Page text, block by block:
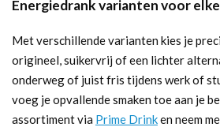
Energiedrank varianten voor elke
Met verschillende varianten kies je
origineel, suikervrij of een lichter
onderweg of juist fris tijdens werk of
voeg je opvallende smaken toe aan je
assortiment via Prime Drinken neem